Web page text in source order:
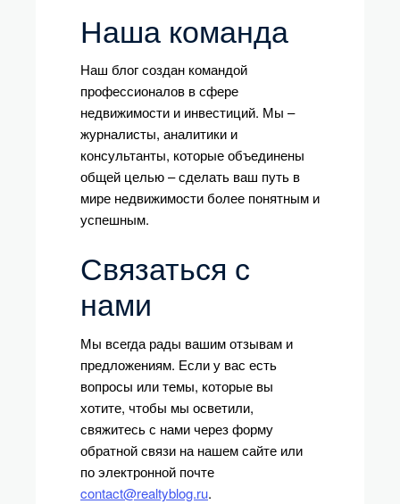
Наша команда
Наш блог создан командой
профессионалов в сфере
недвижимости и инвестиций. Мы –
журналисты, аналитики и
консультанты, которые объединены
общей целью – сделать ваш путь в
мире недвижимости более понятным и
успешным.
Связаться с
нами
Мы всегда рады вашим отзывам и
предложениям. Если у вас есть
вопросы или темы, которые вы
хотите, чтобы мы осветили,
свяжитесь с нами через форму
обратной связи на нашем сайте или
по электронной почте
contact@realtyblog.ru.